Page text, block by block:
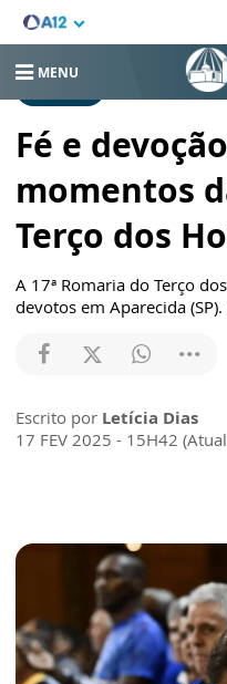
MENU
Fé e
momentos
Terço dos
A 17ª Romaria do Terço
devotos em Aparecida
Escrito por Letícia Dias
17 FEV 2025 - 15H42